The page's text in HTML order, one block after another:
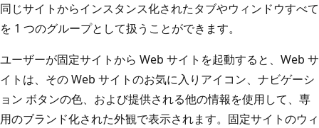
同じサイトからインスタンス化されたタブやウィンドウすべて
を 1 つのグループとして扱うことができます。
ユーザーが固定サイトから Web サイトを起動すると、Web サ
イトは、その Web サイトのお気に入りアイコン、ナビゲーシ
ョン ボタンの色、および提供される他の情報を使用して、専
用のブランド化された外観で表示されます。固定サイトのウィ